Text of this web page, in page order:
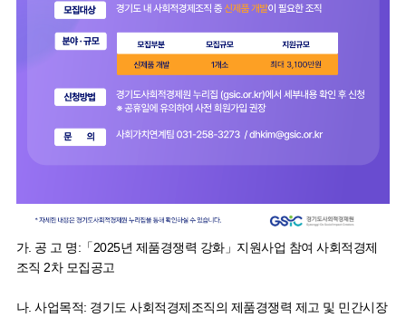
가. 공 고 명:「2025년 제품경쟁력 강화」지원사업 참여 사회적경제
조직 2차 모집공고
나. 사업목적: 경기도 사회적경제조직의 제품경쟁력 제고 및 민간시장